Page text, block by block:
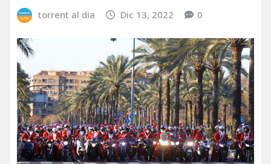
torrent al dia Dic 13, 2022 0